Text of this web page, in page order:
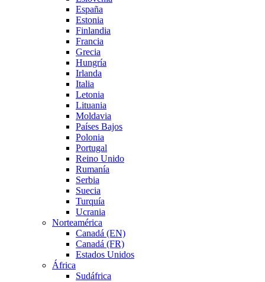
España
Estonia
Finlandia
Francia
Grecia
Hungría
Irlanda
Italia
Letonia
Lituania
Moldavia
Países Bajos
Polonia
Portugal
Reino Unido
Rumanía
Serbia
Suecia
Turquía
Ucrania
Norteamérica
Canadá (EN)
Canadá (FR)
Estados Unidos
África
Sudáfrica